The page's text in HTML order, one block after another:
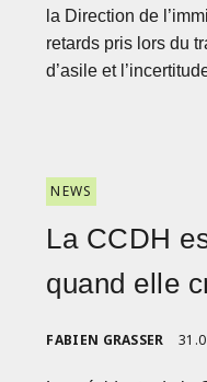
la Direction de
retards pris lors du
d’asile et
NEWS
La CCDH
quand elle
FABIEN GRASSER